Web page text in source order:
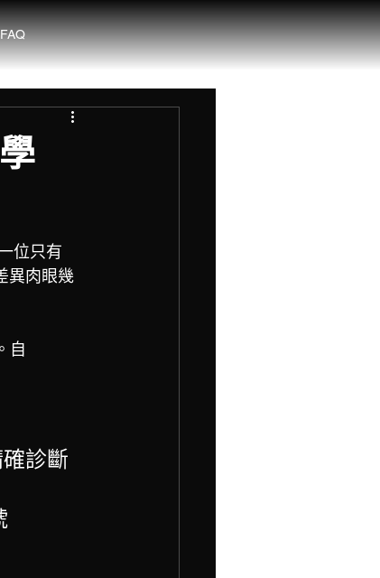
FAQ
位只有
異肉眼幾
自
診斷